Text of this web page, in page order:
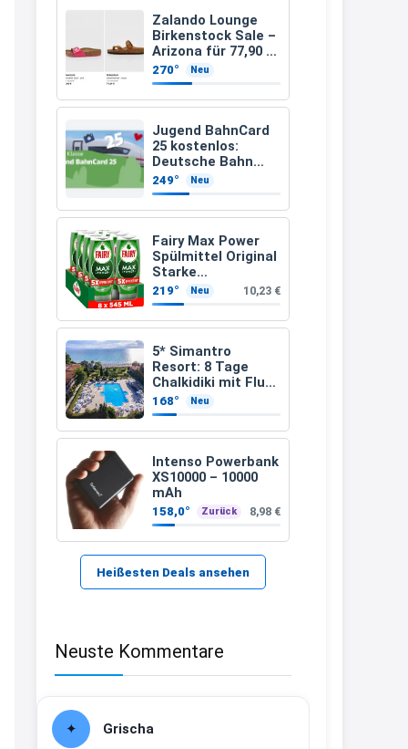
Zalando Lounge
Birkenstock Sale –
Arizona für 77,90 €
statt 120 €
270° Neu
Jugend BahnCard
25 kostenlos:
Deutsche Bahn
verschenkt
BahnCard an
Kinder und
Jugendliche
249° Neu
Fairy Max Power
Spülmittel Original
Starke
Fettlösekraft
(8x545ml)
219° Neu 10,23 €
5* Simantro
Resort: 8 Tage
Chalkidiki mit Flug
& Frühstück für
389 €
168° Neu
Intenso Powerbank
XS10000 – 10000
mAh
158,0° Zurück 8,98 €
Heißesten Deals ansehen
Neuste Kommentare
Grischa
müsste schon stornieren und
nochmal bestellen, da man
Rabattcodes oder auch
Warenkorb oder an der Kasse
VOR dem Kauf einlösen kann.
17:06
↩
Och siche den Gutschein
fürmeggelebaguetts
Kerstin
Meggle bagett Gutschein code
21:37
↩
Kerstin
Bei EDEKA
↩
29.07www.haribo.com/de-
↩